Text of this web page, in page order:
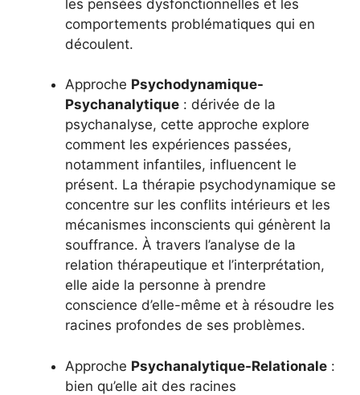
les pensées dysfonctionnelles et les
comportements problématiques qui en
découlent.
Approche Psychodynamique-
Psychanalytique : dérivée de la
psychanalyse, cette approche explore
comment les expériences passées,
notamment infantiles, influencent le
présent. La thérapie psychodynamique se
concentre sur les conflits intérieurs et les
mécanismes inconscients qui génèrent la
souffrance. À travers l’analyse de la
relation thérapeutique et l’interprétation,
elle aide la personne à prendre
conscience d’elle-même et à résoudre les
racines profondes de ses problèmes.
Approche Psychanalytique-Relationale :
bien qu’elle ait des racines